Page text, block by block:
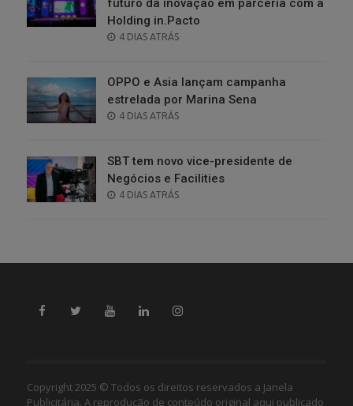
Holding in.Pacto
POSTED
4 DIAS ATRÁS
OPPO e Asia lançam campanha
estrelada por Marina Sena
POSTED
4 DIAS ATRÁS
SBT tem novo vice-presidente de
Negócios e Facilities
POSTED
4 DIAS ATRÁS
Copyright 2025 © Todos os direitos reservados a Janela
Publicitária. A reprodução de conteúdo original aqui publicado